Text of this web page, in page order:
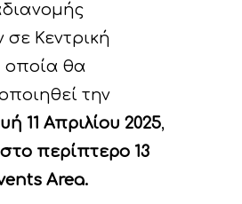
Κεντρική
οποία θα
την
11 Απριλίου 2025,
στο περίπτερο 13
Area.